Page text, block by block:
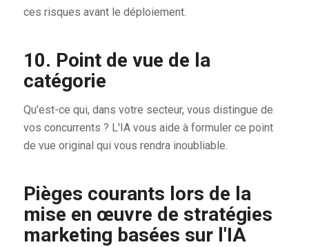
ces risques avant le déploiement.
10. Point de vue de la
catégorie
Qu'est-ce qui, dans votre secteur, vous distingue de
vos concurrents ? L'IA vous aide à formuler ce point
de vue original qui vous rendra inoubliable.
Pièges courants lors de la
mise en œuvre de stratégies
marketing basées sur l'IA